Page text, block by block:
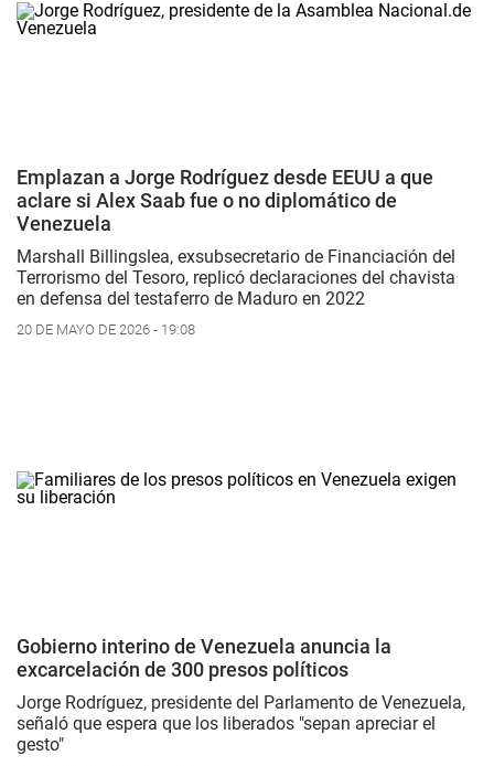
Emplazan a Jorge Rodríguez desde EEUU a que
aclare si Alex Saab fue o no diplomático de
Venezuela
Marshall Billingslea, exsubsecretario de Financiación del
Terrorismo del Tesoro, replicó declaraciones del chavista
en defensa del testaferro de Maduro en 2022
20 DE MAYO DE 2026 - 19:08
Gobierno interino de Venezuela anuncia la
excarcelación de 300 presos políticos
Jorge Rodríguez, presidente del Parlamento de Venezuela,
señaló que espera que los liberados "sepan apreciar el
gesto"